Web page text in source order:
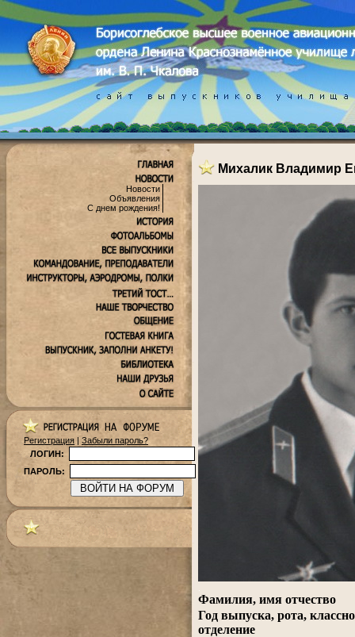
Новости
Объявления
С днем рождения!
Регистрация | Забыли пароль?
ЛОГИН:
ПАРОЛЬ:
Михалик Владимир
Фамилия, имя отчество
Год выпуска, рота,
отделение